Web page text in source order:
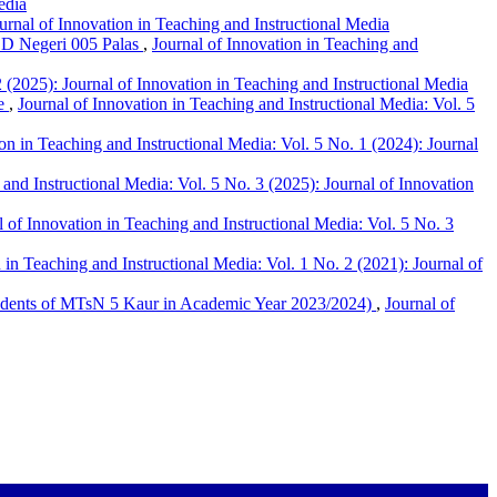
of Innovation in Teaching and Instructional Media
Negeri 005 Palas , Journal of Innovation in Teaching and
Journal of Innovation in Teaching and Instructional Media
, Journal of Innovation in Teaching and Instructional Media: Vol. 5
in Teaching and Instructional Media: Vol. 5 No. 1 (2024): Journal
Instructional Media: Vol. 5 No. 3 (2025): Journal of Innovation
of Innovation in Teaching and Instructional Media: Vol. 5 No. 3
Teaching and Instructional Media: Vol. 1 No. 2 (2021): Journal of
of MTsN 5 Kaur in Academic Year 2023/2024) , Journal of